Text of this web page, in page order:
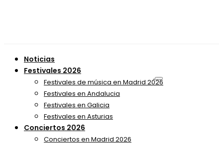
Noticias
Festivales 2026
Festivales de música en Madrid 2026
Festivales en Andalucia
Festivales en Galicia
Festivales en Asturias
Conciertos 2026
Conciertos en Madrid 2026